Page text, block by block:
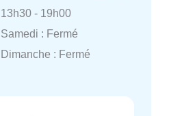
13h30 - 19h00
Samedi : Fermé
Dimanche : Fermé